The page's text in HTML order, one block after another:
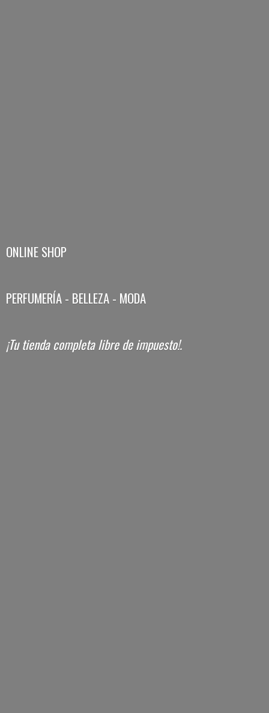
ONLINE SHOP
PERFUMERÍA - BELLEZA - MODA
¡Tu tienda completa librede impuesto!.